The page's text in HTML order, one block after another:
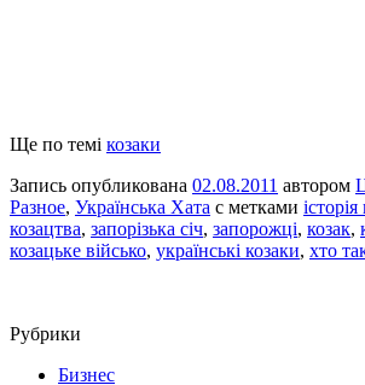
Ще по темі козаки
Запись опубликована 02.08.2011 автором
Разное, Українська Хата с метками історія
козацтва, запорізька січ, запорожці, козак,
козацьке військо, українські козаки, хто
Рубрики
Бизнес